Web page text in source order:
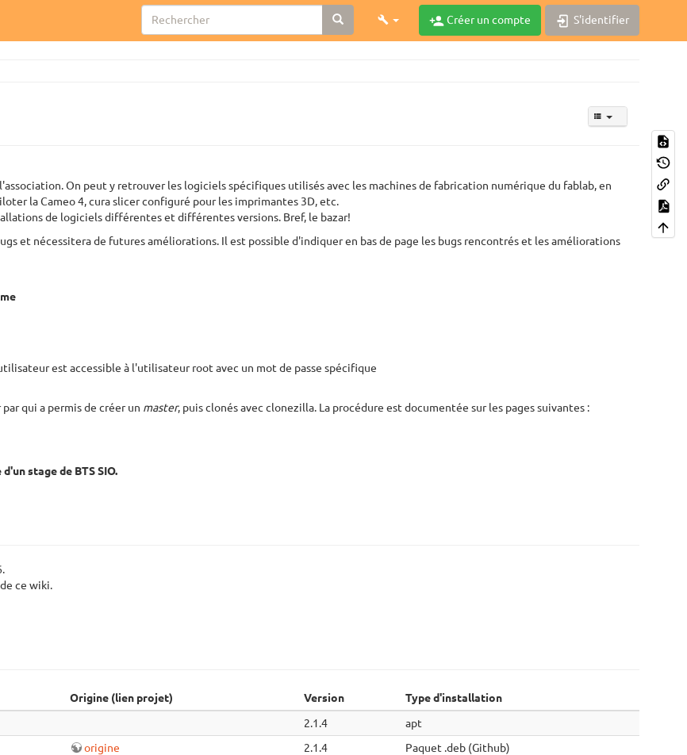
Créer un compte S'identifier
On peut y retrouver les logiciels spécifiques utilisés avec les machines de fabrication numérique du fablab, en
la Cameo 4, cura slicer configuré pour les imprimantes 3D, etc.
de logiciels différentes et différentes versions. Bref, le bazar!
et nécessitera de futures améliorations. Il est possible d'indiquer en bas de page les bugs rencontrés et les améliorations
est accessible à l'utilisateur root avec un mot de passe spécifique
qui a permis de créer un master, puis clonés avec clonezilla. La procédure est documentée sur les pages suivantes :
stage de BTS SIO.
ce wiki.
Origine (lien projet) Version
Type d'installation
2.1.4
apt
origine 2.1.4
Paquet .deb (Github)